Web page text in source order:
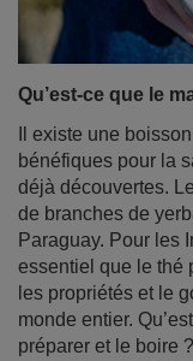
Qu’est-ce que le
Il existe une
bénéfiques pour la
déjà découvertes.
de branches de
Paraguay. Pour les
essentiel que le thé
les propriétés et le
monde entier.
préparer et le boire